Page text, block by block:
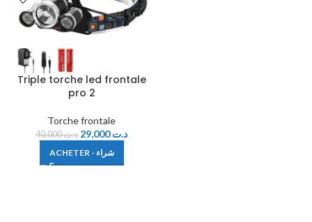
Triple torche led frontale
pro 2
Torche frontale
د.ت40,000 د.ت29,000
ACHETER - شراء